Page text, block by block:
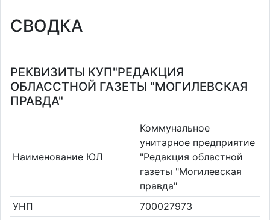
СВОДКА
РЕКВИЗИТЫ КУП"РЕДАКЦИЯ
ОБЛАССТНОЙ ГАЗЕТЫ "МОГИЛЕВСКАЯ
ПРАВДА"
Наименование ЮЛ
Коммунальное
унитарное предприятие
"Редакция областной
газеты "Могилевская
правда"
УНП
700027973